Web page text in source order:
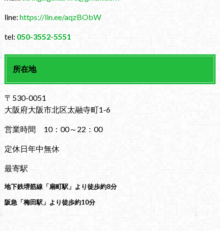
line: https://lin.ee/aqzBObW
tel: 050-3552-5551
所在地
〒530-0051
大阪府大阪市北区太融寺町1-6
営業時間 10：00～22：00
定休日年中無休
最寄駅
地下鉄堺筋線「扇町駅」より徒歩約8分
阪急「梅田駅」より徒歩約10分